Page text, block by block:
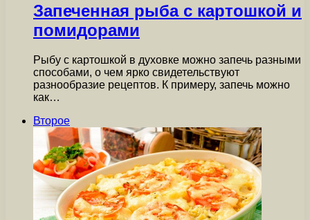
Запеченная рыба с картошкой и
помидорами
Рыбу с картошкой в духовке можно запечь разными
способами, о чем ярко свидетельствуют
разнообразие рецептов. К примеру, запечь можно
как…
Второе